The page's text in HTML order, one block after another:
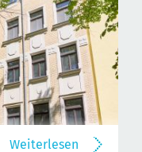
Weiterlesen